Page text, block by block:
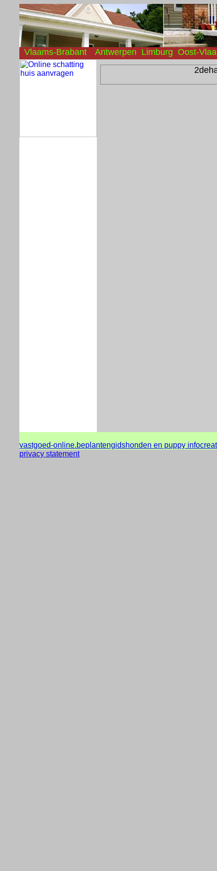
Vlaams-Brabant Antwerpen Limburg Oost-
vastgoed-online.beplantengidshonden en puppy info
privacy statement